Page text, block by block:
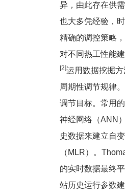
异，由此存在供
也大多凭经验，
精确的调控策略
对不同热工性能
[2]运用数据挖掘
周期性调节规律
调节目标。常用
神经网络（ANN
史数据来建立自
（MLR）。
的实时数据最终
站历史运行参数